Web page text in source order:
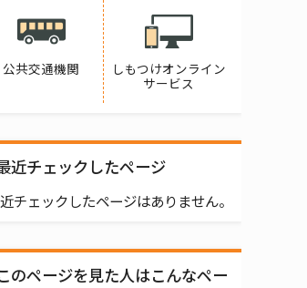
公共交通機関
しもつけオンライン
サービス
近チェックしたページ
チェックしたページはありません。
のページを見た人はこんなペー